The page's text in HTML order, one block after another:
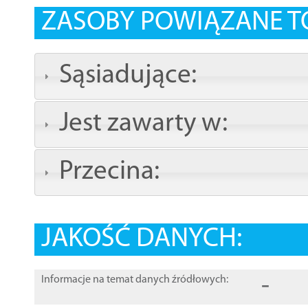
ZASOBY POWIĄZANE
Sąsiadujące:
Jest zawarty w:
Przecina:
JAKOŚĆ DANYCH:
Informacje na temat danych źródłowych: -